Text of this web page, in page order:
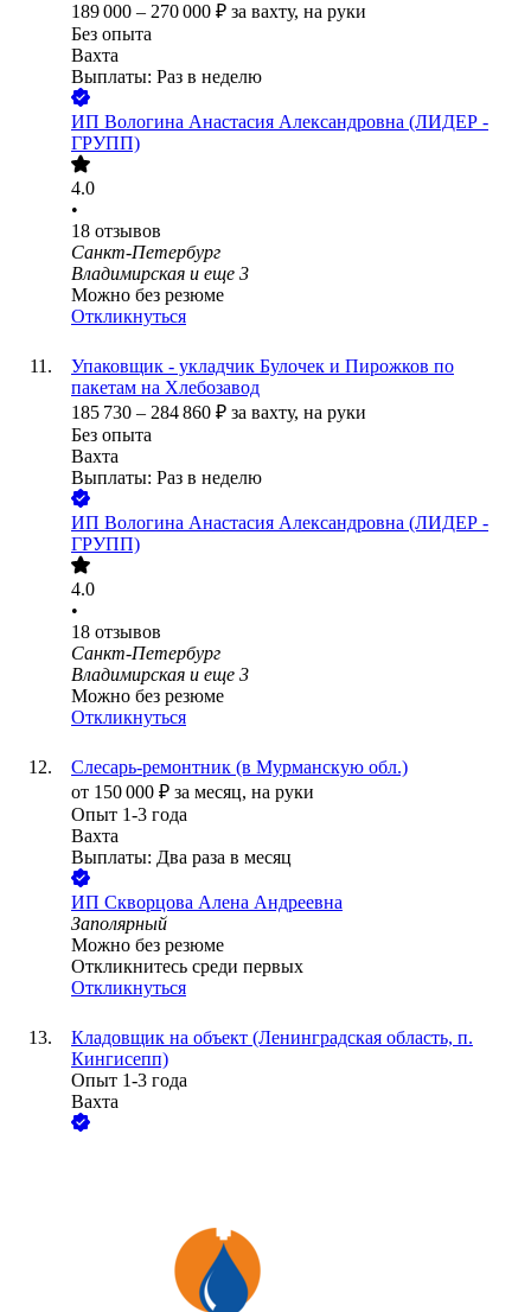
189 000 – 270 000 ₽ за вахту, на руки
Без опыта
Вахта
Выплаты: Раз в неделю
ИП Вологина Анастасия Александровна (ЛИДЕР -
ГРУПП)
4.0
•
18 отзывов
Санкт-Петербург
Владимирская и еще 3
Можно без резюме
Откликнуться
Упаковщик - укладчик Булочек и Пирожков по
пакетам на Хлебозавод
185 730 – 284 860 ₽ за вахту, на руки
Без опыта
Вахта
Выплаты: Раз в неделю
ИП Вологина Анастасия Александровна (ЛИДЕР -
ГРУПП)
4.0
•
18 отзывов
Санкт-Петербург
Владимирская и еще 3
Можно без резюме
Откликнуться
Слесарь-ремонтник (в Мурманскую обл.)
от 150 000 ₽ за месяц, на руки
Опыт 1-3 года
Вахта
Выплаты: Два раза в месяц
ИП Скворцова Алена Андреевна
Заполярный
Можно без резюме
Откликнитесь среди первых
Откликнуться
Кладовщик на объект (Ленинградская область, п.
Кингисепп)
Опыт 1-3 года
Вахта